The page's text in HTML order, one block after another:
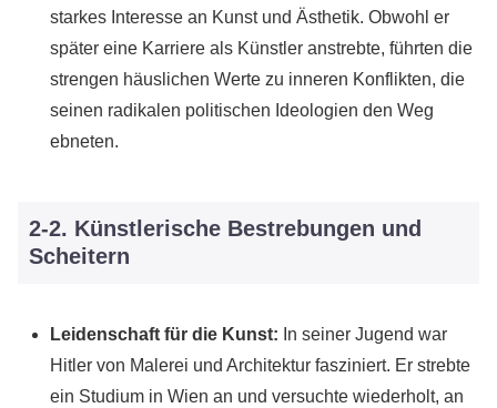
starkes Interesse an Kunst und Ästhetik. Obwohl er
später eine Karriere als Künstler anstrebte, führten die
strengen häuslichen Werte zu inneren Konflikten, die
seinen radikalen politischen Ideologien den Weg
ebneten.
2-2. Künstlerische Bestrebungen und
Scheitern
Leidenschaft für die Kunst: In seiner Jugend war
Hitler von Malerei und Architektur fasziniert. Er strebte
ein Studium in Wien an und versuchte wiederholt, an